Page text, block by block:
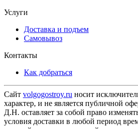
Услуги
Доставка и подъем
Самовывоз
Контакты
Как добраться
Сайт volgogostroy.ru носит
характер, и не является публичной
Д.Н. оставляет за собой право
условия доставки в любой период